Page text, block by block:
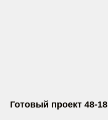
Готовый проект 48-18